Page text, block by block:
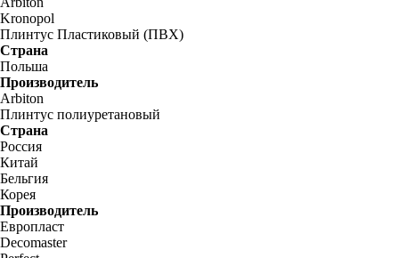
Kronopol
Плинтус Пластиковый (ПВХ)
Страна
Польша
Производитель
Arbiton
Плинтус полиуретановый
Страна
Россия
Китай
Бельгия
Корея
Производитель
Европласт
Decomaster